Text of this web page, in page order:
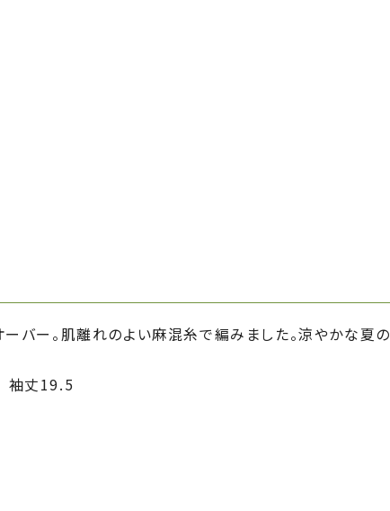
バー。肌離れのよい麻混糸で編みました。涼やかな夏の
袖丈19.5